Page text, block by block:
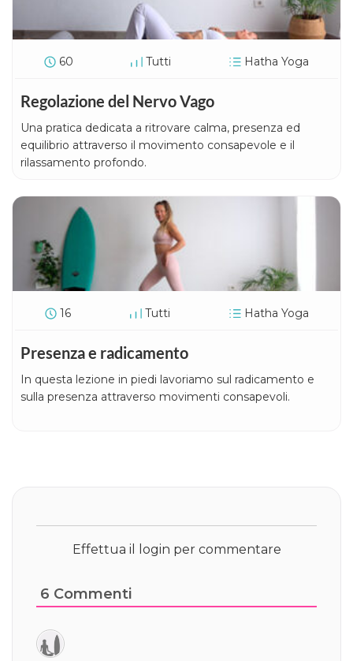
60 Tutti Hatha Yoga
Regolazione del Nervo Vago
Una pratica dedicata a ritrovare calma, presenza ed
equilibrio attraverso il movimento consapevole e il
rilassamento profondo.
16 Tutti Hatha Yoga
Presenza e radicamento
In questa lezione in piedi lavoriamo sul radicamento e
sulla presenza attraverso movimenti consapevoli.
Effettua il login per commentare
6 Commenti